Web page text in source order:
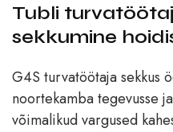
Tubli
sekkumine
G4S turvatöötaja sekkus
noortekamba tegevusse
võimalikud vargused